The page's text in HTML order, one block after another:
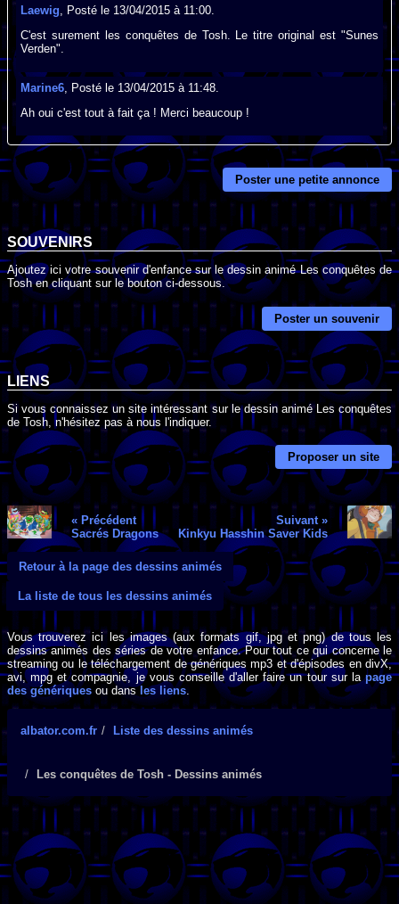
Laewig , Posté le 13/04/2015 à 11:00.
C'est surement les conquêtes de Tosh. Le titre original est "Sunes
Verden".
Marine6 , Posté le 13/04/2015 à 11:48.
Ah oui c'est tout à fait ça ! Merci beaucoup !
Poster une petite annonce
SOUVENIRS
Ajoutez ici votre souvenir d'enfance sur le dessin animé Les conquêtes de
Tosh en cliquant sur le bouton ci-dessous.
Poster un souvenir
LIENS
Si vous connaissez un site intéressant sur le dessin animé Les conquêtes
de Tosh, n'hésitez pas à nous l'indiquer.
Proposer un site
« Précédent
Sacrés Dragons
Suivant »
Kinkyu Hasshin Saver Kids
Retour à la page des dessins animés
La liste de tous les dessins animés
Vous trouverez ici les images (aux formats gif, jpg et png) de tous les
dessins animés des séries de votre enfance. Pour tout ce qui concerne le
streaming ou le téléchargement de génériques mp3 et d'épisodes en divX,
avi, mpg et compagnie, je vous conseille d'aller faire un tour sur lapage
des génériques ou dans les liens
albator.com.fr Liste des dessins animés
Les conquêtes de Tosh - Dessins animés